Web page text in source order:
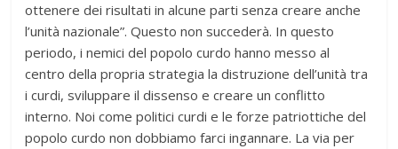
ottenere dei risultati in alcune parti senza creare anche
l’unità nazionale”. Questo non succederà. In questo
periodo, i nemici del popolo curdo hanno messo al
centro della propria strategia la distruzione dell’unità tra
i curdi, sviluppare il dissenso e creare un conflitto
interno. Noi come politici curdi e le forze patriottiche del
popolo curdo non dobbiamo farci ingannare. La via per